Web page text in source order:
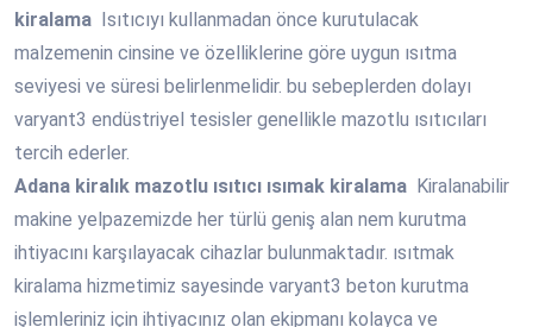
kiralama Isıtıcıyı kullanmadan önce kurutulacak
malzemenin cinsine ve özelliklerine göre uygun ısıtma
seviyesi ve süresi belirlenmelidir. bu sebeplerden dolayı
varyant3 endüstriyel tesisler genellikle mazotlu ısıtıcıları
tercih ederler.
Adana kiralık mazotlu ısıtıcı ısımak kiralama Kiralanabilir
makine yelpazemizde her türlü geniş alan nem kurutma
ihtiyacını karşılayacak cihazlar bulunmaktadır. ısıtmak
kiralama hizmetimiz sayesinde varyant3 beton kurutma
işlemleriniz için ihtiyacınız olan ekipmanı kolayca ve